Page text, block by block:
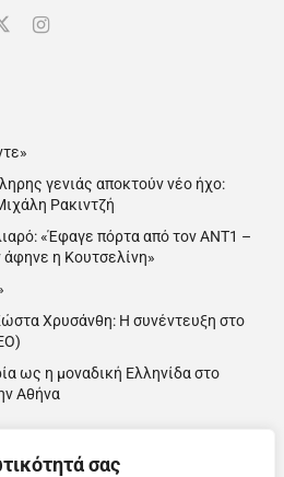
σας
γενιάς αποκτούν νέο ήχο:
Ρακιντζή
«Έφαγε πόρτα από τον ΑΝΤ1 –
η Κουτσελίνη»
Χρυσάνθη: Η συνέντευξη στο
ως η μοναδική Ελληνίδα στο
Αθήνα